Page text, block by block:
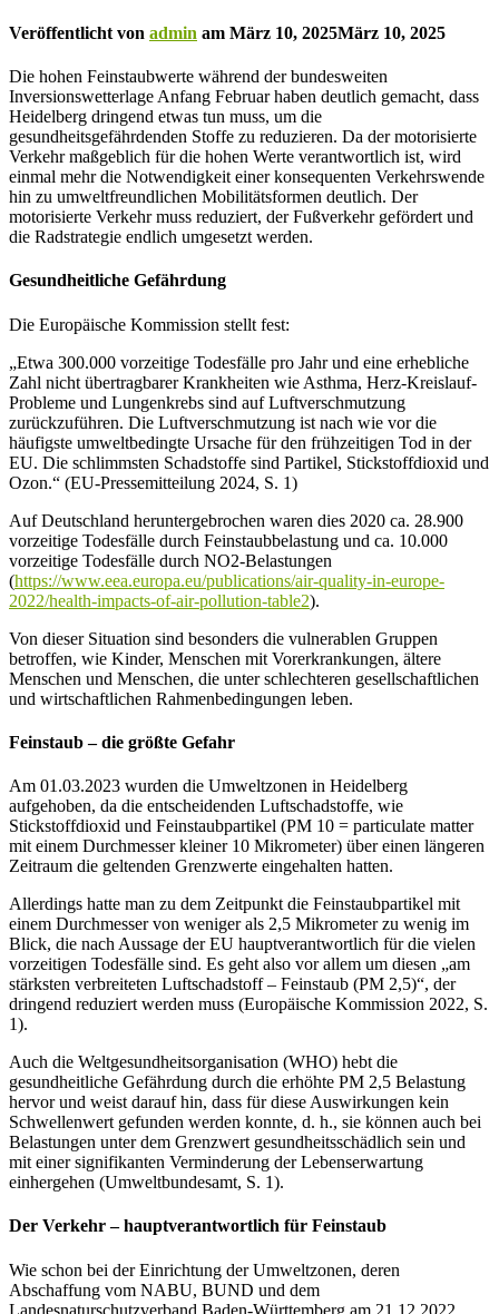
Veröffentlicht von admin am März 10, 2025März 10, 2025
Die hohen Feinstaubwerte während der bundesweiten
Inversionswetterlage Anfang Februar haben deutlich gemacht, dass
Heidelberg dringend etwas tun muss, um die
gesundheitsgefährdenden Stoffe zu reduzieren. Da der motorisierte
Verkehr maßgeblich für die hohen Werte verantwortlich ist, wird
einmal mehr die Notwendigkeit einer konsequenten Verkehrswende
hin zu umweltfreundlichen Mobilitätsformen deutlich. Der
motorisierte Verkehr muss reduziert, der Fußverkehr gefördert und
die Radstrategie endlich umgesetzt werden.
Gesundheitliche Gefährdung
Die Europäische Kommission stellt fest:
„Etwa 300.000 vorzeitige Todesfälle pro Jahr und eine erhebliche
Zahl nicht übertragbarer Krankheiten wie Asthma, Herz-Kreislauf-
Probleme und Lungenkrebs sind auf Luftverschmutzung
zurückzuführen. Die Luftverschmutzung ist nach wie vor die
häufigste umweltbedingte Ursache für den frühzeitigen Tod in der
EU. Die schlimmsten Schadstoffe sind Partikel, Stickstoffdioxid und
Ozon.“ (EU-Pressemitteilung 2024, S. 1)
Auf Deutschland heruntergebrochen waren dies 2020 ca. 28.900
vorzeitige Todesfälle durch Feinstaubbelastung und ca. 10.000
vorzeitige Todesfälle durch NO2-Belastungen
(https://www.eea.europa.eu/publications/air-quality-in-europe-
2022/health-impacts-of-air-pollution-table2).
Von dieser Situation sind besonders die vulnerablen Gruppen
betroffen, wie Kinder, Menschen mit Vorerkrankungen, ältere
Menschen und Menschen, die unter schlechteren gesellschaftlichen
und wirtschaftlichen Rahmenbedingungen leben.
Feinstaub – die größte Gefahr
Am 01.03.2023 wurden die Umweltzonen in Heidelberg
aufgehoben, da die entscheidenden Luftschadstoffe, wie
Stickstoffdioxid und Feinstaubpartikel (PM 10 = particulate matter
mit einem Durchmesser kleiner 10 Mikrometer) über einen längeren
Zeitraum die geltenden Grenzwerte eingehalten hatten.
Allerdings hatte man zu dem Zeitpunkt die Feinstaubpartikel mit
einem Durchmesser von weniger als 2,5 Mikrometer zu wenig im
Blick, die nach Aussage der EU hauptverantwortlich für die vielen
vorzeitigen Todesfälle sind. Es geht also vor allem um diesen „am
stärksten verbreiteten Luftschadstoff – Feinstaub (PM 2,5)“, der
dringend reduziert werden muss (Europäische Kommission 2022, S.
1).
Auch die Weltgesundheitsorganisation (WHO) hebt die
gesundheitliche Gefährdung durch die erhöhte PM 2,5 Belastung
hervor und weist darauf hin, dass für diese Auswirkungen kein
Schwellenwert gefunden werden konnte, d. h., sie können auch bei
Belastungen unter dem Grenzwert gesundheitsschädlich sein und
mit einer signifikanten Verminderung der Lebenserwartung
einhergehen (Umweltbundesamt, S. 1).
Der Verkehr – hauptverantwortlich für Feinstaub
Wie schon bei der Einrichtung der Umweltzonen, deren
Abschaffung vom NABU, BUND und dem
Landesnaturschutzverband Baden-Württemberg am 21.12.2022